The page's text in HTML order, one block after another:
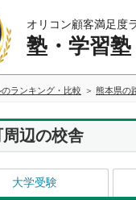
オリコン顧客満足度
塾・学習塾
ランキング・比較 熊本県の
辺の校舎
大学受験